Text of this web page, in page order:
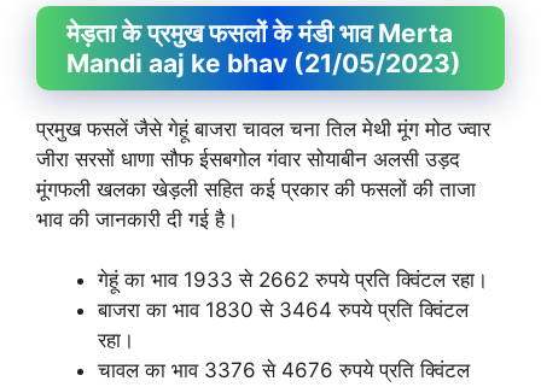
मेड़ता के प्रमुख फसलों के मंडी भाव Merta
Mandi aaj ke bhav (21/05/2023)
प्रमुख फसलें जैसे गेहूं बाजरा चावल चना तिल मेथी मूंग मोठ ज्वार
जीरा सरसों धाणा सौफ ईसबगोल गंवार सोयाबीन अलसी उड़द
मूंगफली खलका खेड़ली सहित कई प्रकार की फसलों की ताजा
भाव की जानकारी दी गई है।
गेहूं का भाव 1933 से 2662 रुपये प्रति क्विंटल रहा।
बाजरा का भाव 1830 से 3464 रुपये प्रति क्विंटल
रहा।
चावल का भाव 3376 से 4676 रुपये प्रति क्विंटल